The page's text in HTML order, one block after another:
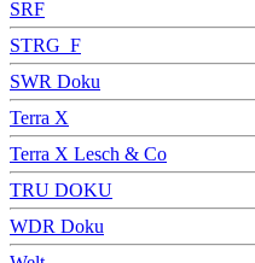
SRF
STRG_F
SWR Doku
Terra X
Terra X Lesch & Co
TRU DOKU
WDR Doku